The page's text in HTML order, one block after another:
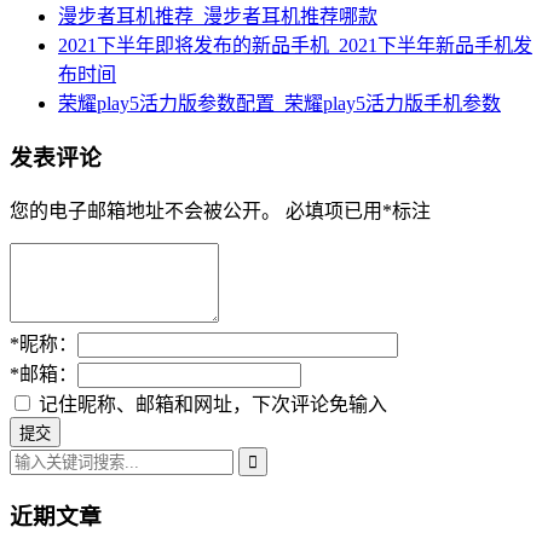
漫步者耳机推荐_漫步者耳机推荐哪款
2021下半年即将发布的新品手机_2021下半年新品手机发
布时间
荣耀play5活力版参数配置_荣耀play5活力版手机参数
发表评论
您的电子邮箱地址不会被公开。 必填项已用 *标注
*昵称：
*邮箱：
记住昵称、邮箱和网址，下次评论免输入
近期文章